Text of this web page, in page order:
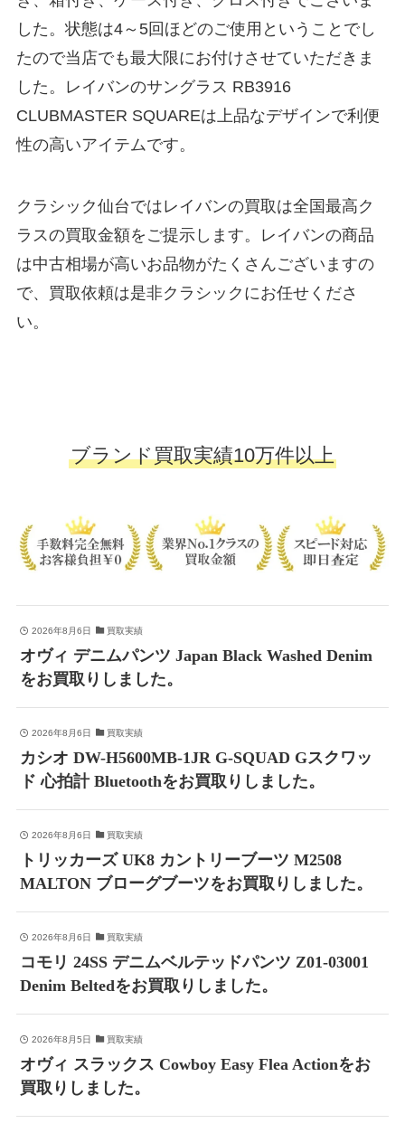
した。状態は4～5回ほどのご使用ということでし
たので当店でも最大限にお付けさせていただきま
した。レイバンのサングラス RB3916
CLUBMASTER SQUAREは上品なデザインで利便
性の高いアイテムです。
クラシック仙台ではレイバンの買取は全国最高ク
ラスの買取金額をご提示します。レイバンの商品
は中古相場が高いお品物がたくさんございますの
で、買取依頼は是非クラシックにお任せくださ
い。
ブランド買取実績10万件以上
2026年8月6日 買取実績
オヴィ デニムパンツ Japan Black Washed Denim
をお買取りしました。
2026年8月6日 買取実績
カシオ DW-H5600MB-1JR G-SQUAD Gスクワッ
ド 心拍計 Bluetoothをお買取りしました。
2026年8月6日 買取実績
トリッカーズ UK8 カントリーブーツ M2508
MALTON ブローグブーツをお買取りしました。
2026年8月6日 買取実績
コモリ 24SS デニムベルテッドパンツ Z01-03001
Denim Beltedをお買取りしました。
2026年8月5日 買取実績
オヴィ スラックス Cowboy Easy Flea Actionをお
買取りしました。